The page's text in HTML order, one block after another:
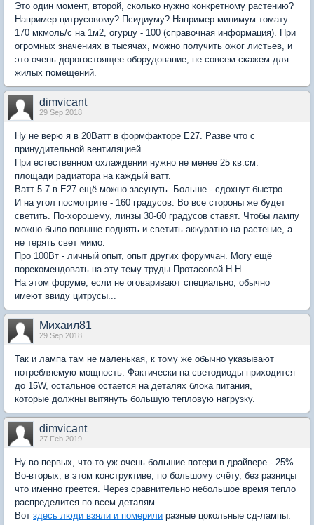
Это один момент, второй, сколько нужно конкретному растению?
Например цитрусовому? Псидиуму? Например минимум томату
170 мкмоль/с на 1м2, огурцу - 100 (справочная информация). При
огромных значениях в тысячах, можно получить ожог листьев, и
это очень дорогостоящее оборудование, не совсем скажем для
жилых помещений.
dimvicant
29 Sep 2018
Ну не верю я в 20Ватт в формфакторе E27. Разве что с
принудительной вентиляцией.
При естественном охлаждении нужно не менее 25 кв.см.
площади радиатора на каждый ватт.
Ватт 5-7 в E27 ещё можно засунуть. Больше - сдохнут быстро.
И на угол посмотрите - 160 градусов. Во все стороны же будет
светить. По-хорошему, линзы 30-60 градусов ставят. Чтобы лампу
можно было повыше поднять и светить аккуратно на растение, а
не терять свет мимо.
Про 100Вт - личный опыт, опыт других форумчан. Могу ещё
порекомендовать на эту тему труды Протасовой Н.Н.
На этом форуме, если не оговаривают специально, обычно
имеют ввиду цитрусы...
Михаил81
29 Sep 2018
Так и лампа там не маленькая, к тому же обычно указывают
потребляемую мощность. Фактически на светодиоды приходится
до 15W, остальное остается на деталях блока питания,
которые должны вытянуть большую тепловую нагрузку.
dimvicant
27 Feb 2019
Ну во-первых, что-то уж очень большие потери в драйвере - 25%.
Во-вторых, в этом конструктиве, по большому счёту, без разницы
что именно греется. Через сравнительно небольшое время тепло
распределится по всем деталям.
Вот здесь люди взяли и померили разные цокольные сд-лампы.